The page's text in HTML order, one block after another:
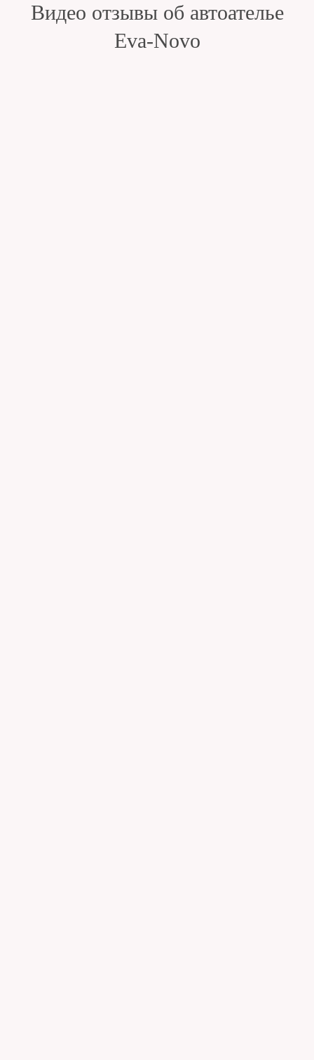
Видео отзывы об автоателье
Eva-Novo